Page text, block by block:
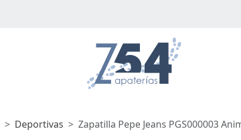
Deportivas Zapatilla Pepe Jeans PGS000003